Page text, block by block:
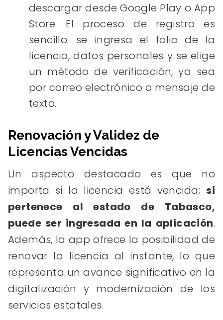
descargar desde Google Play o App
Store. El proceso de registro es
sencillo: se ingresa el folio de la
licencia, datos personales y se elige
un método de verificación, ya sea
por correo electrónico o mensaje de
texto.
Renovación y Validez de
Licencias Vencidas
Un aspecto destacado es que no
importa si la licencia está vencida;si
pertenece al estado de Tabasco,
puede ser ingresada en la aplicación.
Además, la app ofrece la posibilidad de
renovar la licencia al instante, lo que
representa un avance significativo en la
digitalización y modernización de los
servicios estatales.